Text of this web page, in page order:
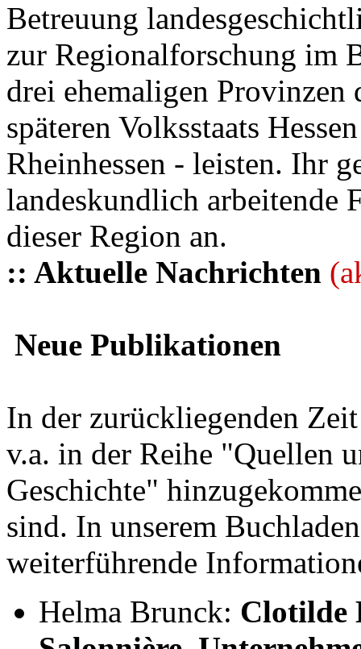
Betreuung
zur Regionalforschung im
drei ehemaligen Provinzen
späteren Volksstaats
Rheinhessen - leisten. Ihr
landeskundlich arbeitende
dieser Region an.
:: Aktuelle Nachrichten
Neue Publikationen
In der zurückliegenden
v.a. in der Reihe "Quellen
Geschichte"
sind. In unserem
weiterführende
Helma Brunck: Clotilde